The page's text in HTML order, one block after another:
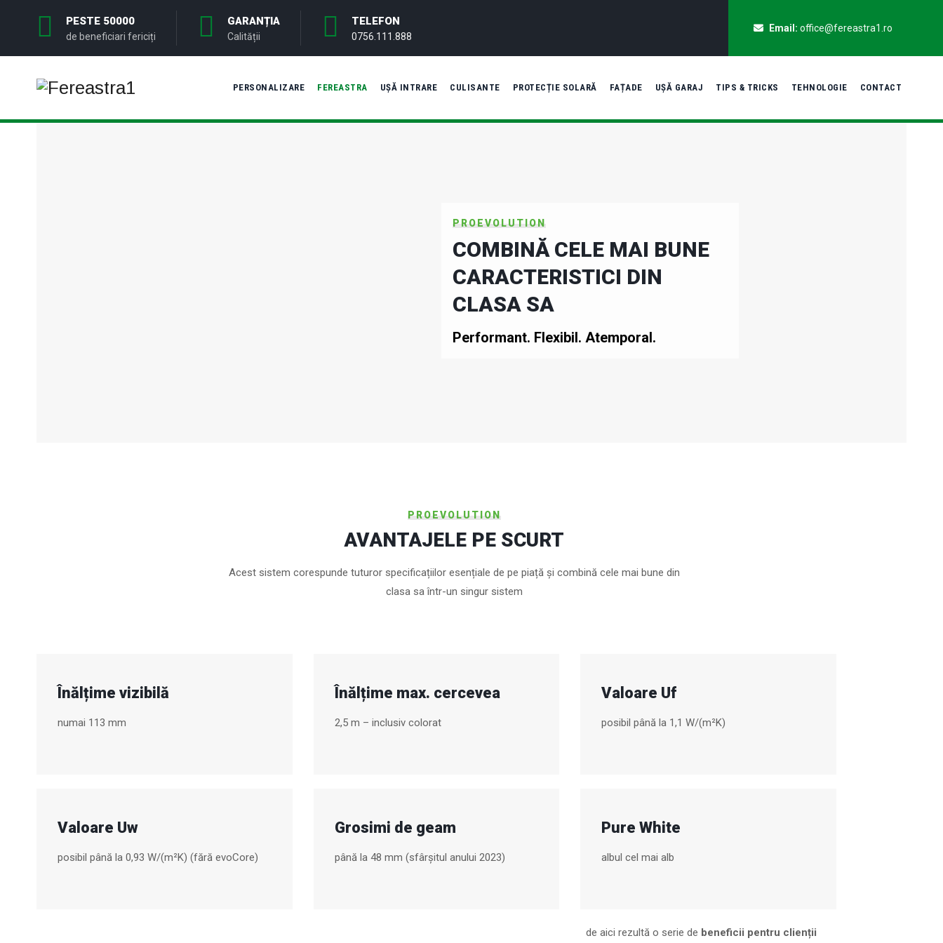
PESTE 50000
de beneficiari fericiți
GARANȚIA
Calității
TELEFON
0756.111.888
Email: office@fereastra1.ro
PERSONALIZARE FEREASTRA UȘĂ INTRARE CULISANTE PROTECȚIE SOLARĂ FAȚADE UȘĂ GARAJ TIPS & TRICKS TEHNOLOGIE CONTACT
PROEVOLUTION
COMBINĂ CELE MAI BUNE
CARACTERISTICI DIN
CLASA SA
Performant. Flexibil. Atemporal.
PROEVOLUTION
AVANTAJELE PE SCURT
Acest sistem corespunde tuturor specificațiilor esențiale de pe piață și combină cele mai bune din
clasa sa într-un singur sistem
Înălțime vizibilă
numai 113 mm
Valoare Uw
posibil până la 0,93 W/(m²K) (fără evoCore)
Înălțime max. cercevea
2,5 m – inclusiv colorat
Grosimi de geam
până la 48 mm (sfârșitul anului 2023)
Valoare Uf
posibil până la 1,1 W/(m²K)
Pure White
albul cel mai alb
de aici rezultă o serie de beneficii pentru clienții